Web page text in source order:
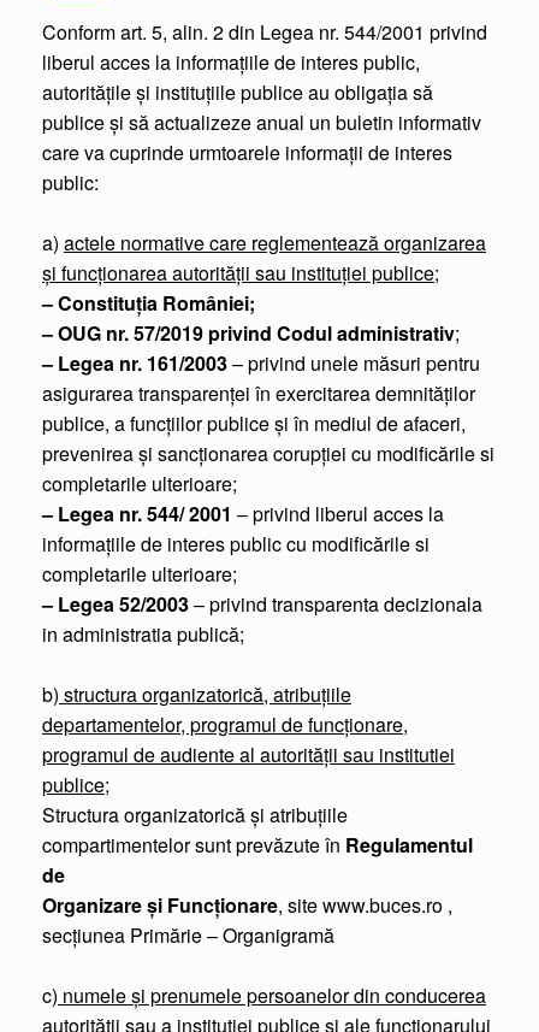
Conform art. 5, alin. 2 din Legea nr. 544/2001 privind
liberul acces la informaţiile de interes public,
autorităţile şi instituțiile publice au obligaţia să
publice şi să actualizeze anual un buletin informativ
care va cuprinde urmtoarele informaţii de interes
public:
a) actele normative care reglementează organizarea
şi funcţionarea autorităţii sau instituţiei publice;
– Constituţia României;
– OUG nr. 57/2019 privind Codul administrativ;
– Legea nr. 161/2003– privind unele măsuri pentru
asigurarea transparenţei în exercitarea demnităţilor
publice, a funcţiilor publice şi în mediul de afaceri,
prevenirea şi sancţionarea corupţiei cu modificările si
completarile ulterioare;
– Legea nr. 544/ 2001 – privind liberul acces la
informaţiile de interes public cu modificările si
completarile ulterioare;
– Legea 52/2003– privind transparenta decizionala
in administratia publică;
b) structura organizatorică, atribuţiile
departamentelor, programul de funcţionare,
programul de audiente al autorităţii sau institutiei
publice;
Structura organizatorică şi atribuţiile
compartimentelor sunt prevăzute în Regulamentul
de
Organizare şi Funcţionare, site www.buces.ro ,
secţiunea Primărie – Organigramă
c) numele şi prenumele persoanelor din conducerea
autorității sau a institutiei publice şi ale functionarului